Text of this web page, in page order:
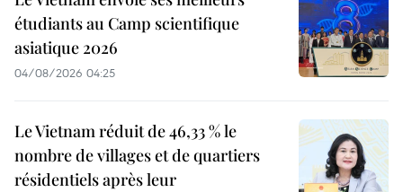
étudiants au Camp scientifique
asiatique 2026
04/08/2026 04:25
Le Vietnam réduit de 46,33 % le
nombre de villages et de quartiers
résidentiels après leur